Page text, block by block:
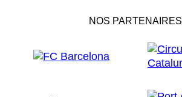
NOS PARTENAIRES